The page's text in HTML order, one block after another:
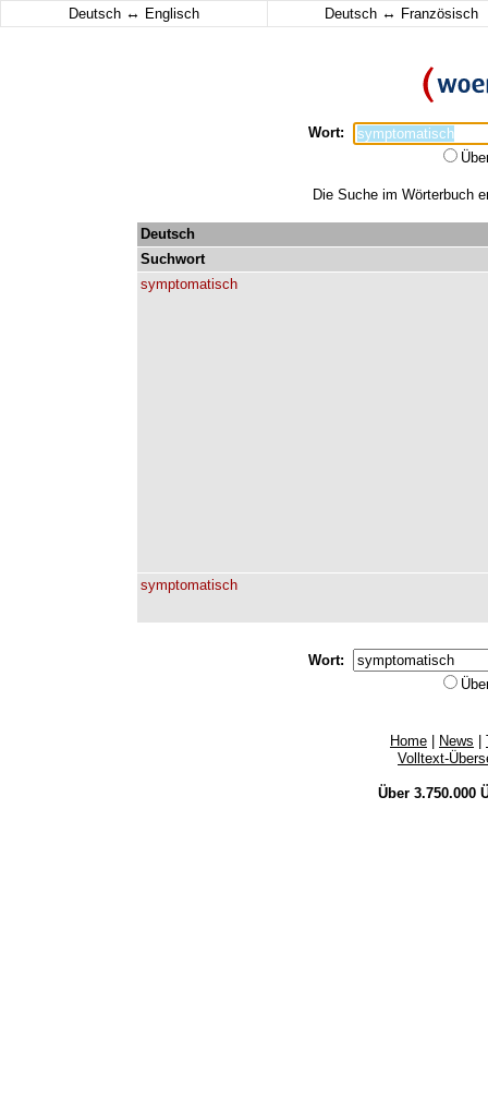
Deutsch ↔ Englisch Deutsch ↔ Französisch
Wort:
Die Suche im Wörterbuch
Deutsch
Suchwort
symptomatisch
symptomatisch
Wort:
Home News
Volltext-
Über 3.750.000